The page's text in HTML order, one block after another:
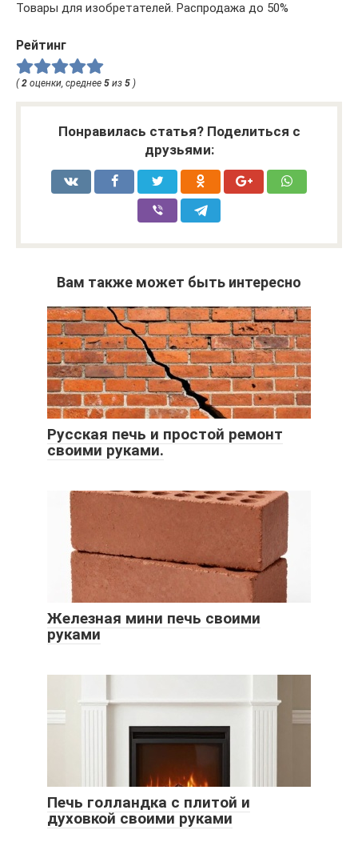
Товары для изобретателей. Распродажа до 50%
Рейтинг
(2 оценки, среднее 5 из 5 )
Понравилась статья? Поделиться с
друзьями:
Вам также может быть интересно
Русская печь и простой ремонт
своими руками.
Железная мини печь своими
руками
Печь голландка с плитой и
духовкой своими руками